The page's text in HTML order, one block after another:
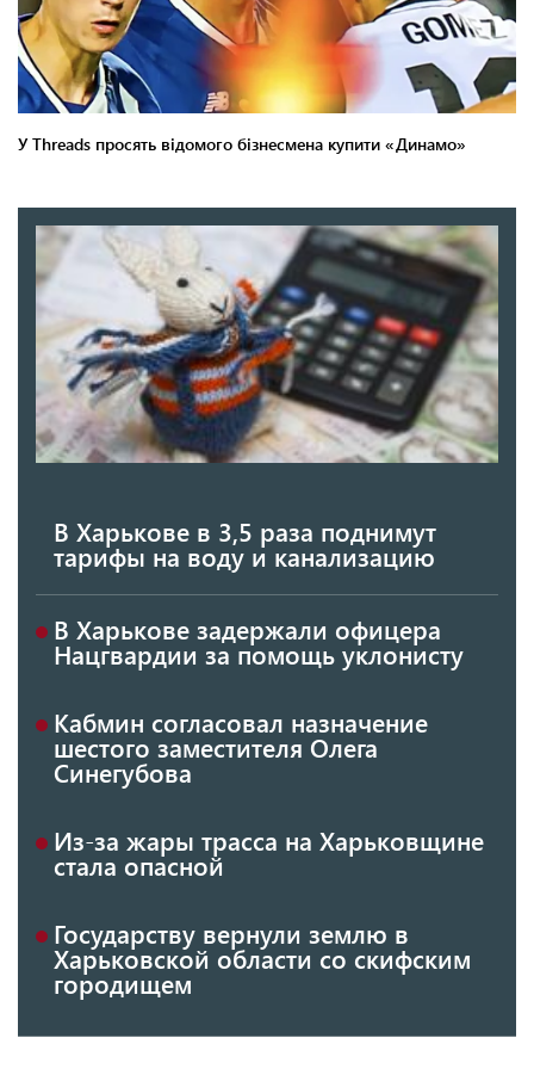
В Харькове в 3,5 раза поднимут
тарифы на воду и канализацию
В Харькове задержали офицера
Нацгвардии за помощь уклонисту
Кабмин согласовал назначение
шестого заместителя Олега
Синегубова
Из-за жары трасса на Харьковщине
стала опасной
Государству вернули землю в
Харьковской области со скифским
городищем